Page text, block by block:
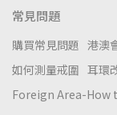
常見問題
購買常見問題 港澳
如何測量戒圍 耳環
Foreign Area-How